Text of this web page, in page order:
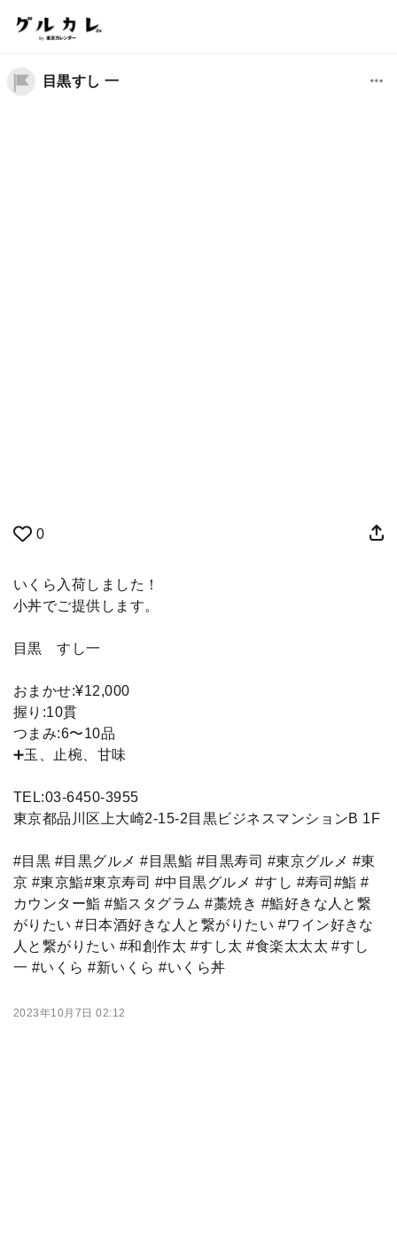
目黒すし 一
0
いくら入荷しました！
小丼でご提供します。
目黒 すし一
おまかせ:¥12,000
握り:10貫
つまみ:6〜10品
➕玉、止椀、甘味
TEL:03-6450-3955
東京都品川区上大崎2-15-2目黒ビジネスマンションB 1F
#目黒 #目黒グルメ #目黒鮨 #目黒寿司 #東京グルメ #東
京 #東京鮨#東京寿司 #中目黒グルメ #すし #寿司#鮨 #
カウンター鮨 #鮨スタグラム #藁焼き #鮨好きな人と繋
がりたい #日本酒好きな人と繋がりたい #ワイン好きな
人と繋がりたい #和創作太 #すし太 #食楽太太太 #すし
一 #いくら #新いくら #いくら丼
2023年10月7日 02:12